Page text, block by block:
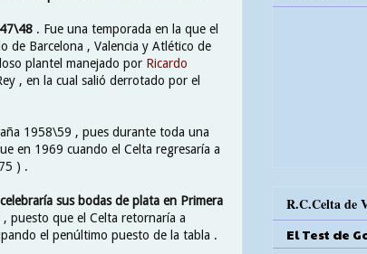
. Fue una temporada en la que el
de Barcelona , Valencia y Atlético de
plantel manejado por Ricardo
, en la cual salió derrotado por el
1958\59 , pues durante toda una
en 1969 cuando el Celta regresaría a
) .
sus bodas de plata en Primera
puesto que el Celta retornaría a
el penúltimo puesto de la tabla .
R.C.Celta de
El Test de